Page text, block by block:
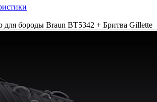
бороды Braun BT5342 + Бритва Gillette